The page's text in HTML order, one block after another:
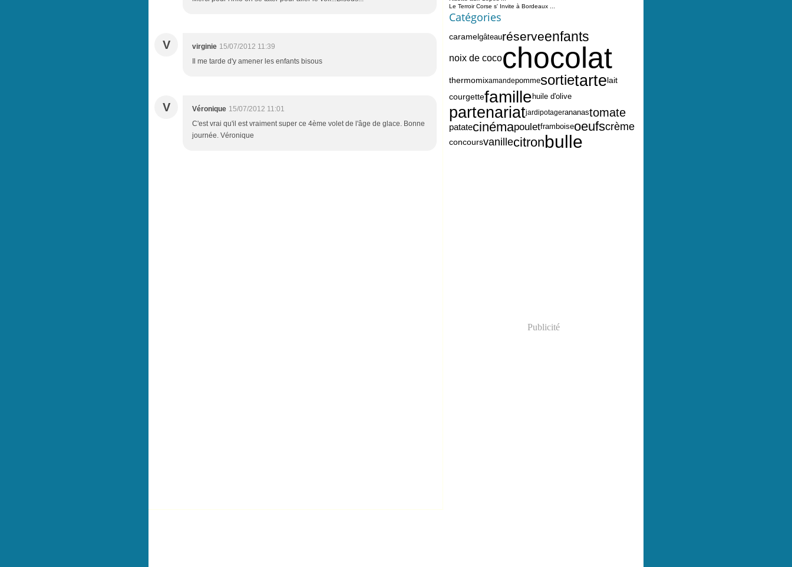
V virginie 15/07/2012 11:39
Il me tarde d'y amener les enfants bisous
V Véronique 15/07/2012 11:01
C'est vrai qu'il est vraiment super ce 4ème volet de l'âge de glace. Bonne
journée. Véronique
Le Terroir Corse s' Invite à Bordeaux ...
Catégories
caramelgâteauréserveenfants
noix de cocochocolat
thermomixamandepommesortietartelait
courgettefamille huile d'olive
partenariatjardipotagerananastomate
patatecinémapouletframboiseoeufscrème
concoursvanillecitronbulle
Publicité